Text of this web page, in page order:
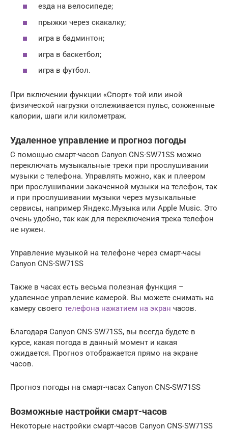
езда на велосипеде;
прыжки через скакалку;
игра в бадминтон;
игра в баскетбол;
игра в футбол.
При включении функции «Спорт» той или иной
физической нагрузки отслеживается пульс, сожженные
калории, шаги или километраж.
Удаленное управление и прогноз погоды
С помощью смарт-часов Canyon CNS-SW71SS можно
переключать музыкальные треки при прослушивании
музыки с телефона. Управлять можно, как и плеером
при прослушивании закаченной музыки на телефон, так
и при прослушивании музыки через музыкальные
сервисы, например Яндекс.Музыка или Apple Music. Это
очень удобно, так как для переключения трека телефон
не нужен.
Управление музыкой на телефоне через смарт-часы
Canyon CNS-SW71SS
Также в часах есть весьма полезная функция –
удаленное управление камерой. Вы можете снимать на
камеру своего телефона нажатием на экран часов.
Благодаря Canyon CNS-SW71SS, вы всегда будете в
курсе, какая погода в данный момент и какая
ожидается. Прогноз отображается прямо на экране
часов.
Прогноз погоды на смарт-часах Canyon CNS-SW71SS
Возможные настройки смарт-часов
Некоторые настройки смарт-часов Canyon CNS-SW71SS